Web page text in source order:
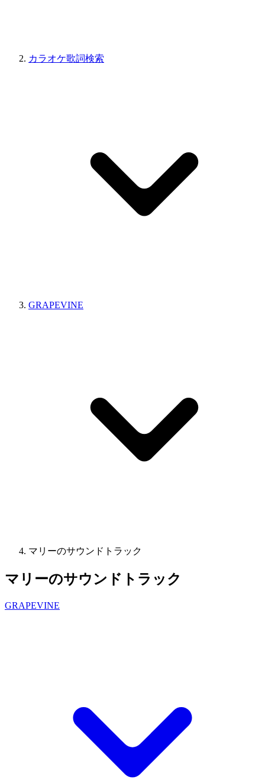
カラオケ歌詞検索
GRAPEVINE
マリーのサウンドトラック
マリーのサウンドトラック
GRAPEVINE